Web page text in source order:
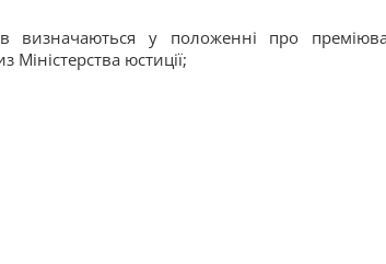
визначаються у положенні про
Міністерства юстиції;